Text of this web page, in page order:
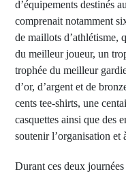
d’équipements destinés
comprenait notamment
de maillots d’athlétisme,
du meilleur joueur, un
trophée du meilleur
d’or, d’argent et de
cents tee-shirts, une
casquettes ainsi que des
soutenir l’organisation et
Durant ces deux